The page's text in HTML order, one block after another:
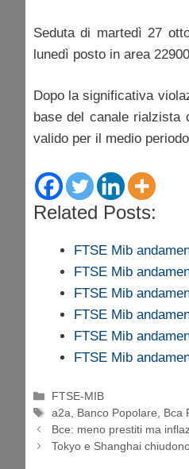
Seduta di martedì 27
lunedì posto in area
Dopo la significativa
base del canale rialzista
valido per il medio
Related Posts:
FTSE Mib
FTSE Mib
FTSE Mib
FTSE Mib
FTSE Mib
FTSE Mib
Categorie
FTSE-MIB
Tag
a2a Banco Popolare Bca
Bce: meno prestiti ma
Tokyo e Shanghai